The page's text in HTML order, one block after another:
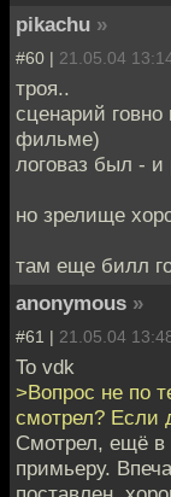
pikachu »
#60 | 21.05.04
троя..
сценарий
фильме)
логоваз был - и
но зрелище
там еще билл
anonymous »
#61 | 21.05.04
To vdk
>Вопрос не по
смотрел? Если
Смотрел, ещё в
примьеру.